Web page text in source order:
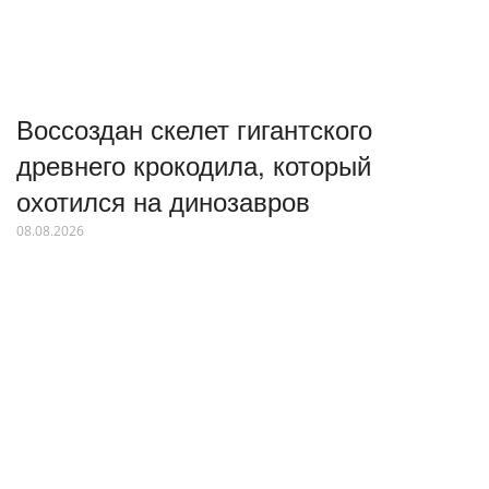
Воссоздан скелет гигантского
древнего крокодила, который
охотился на динозавров
08.08.2026